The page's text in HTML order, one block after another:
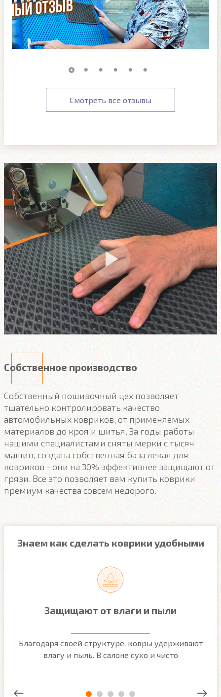
Смотреть все отзывы
Собственное производство
Собственный пошивочный цех позволяет
тщательно контролировать качество
автомобильных ковриков, от применяемых
материалов до кроя и шитья. За годы работы
нашими специалистами сняты мерки с тысяч
машин, создана собственная база лекал для
ковриков - они на 30% эффективнее защищают от
грязи. Все это позволяет вам купить коврики
премиум качества совсем недорого.
Знаем как сделать коврики удобными
Защищают от влаги и пыли
Благодаря своей структуре, ковры удерживают
влагу и пыль. В салоне сухо и чисто